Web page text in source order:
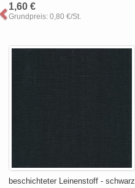
1,60 €
Grundpreis:0,80 €/St.
beschichteter Leinenstoff - schwarz